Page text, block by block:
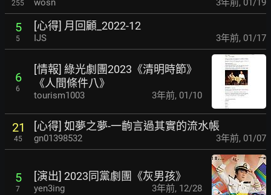
255 wosn 3年前, 01/19
5
5
[心得] 月回顧_2022-12
IJS 3年前, 01/17
6
6
[情報] 綠光劇團2023《清明時節》
《人間條件八》
tourism1003 3年前, 01/10
21
45
[心得] 如夢之夢-一齣言過其實的流水帳
gn01398532 3年前, 01/07
5
7
[演出] 2023同黨劇團《灰男孩》
yen3ing 3年前, 12/28